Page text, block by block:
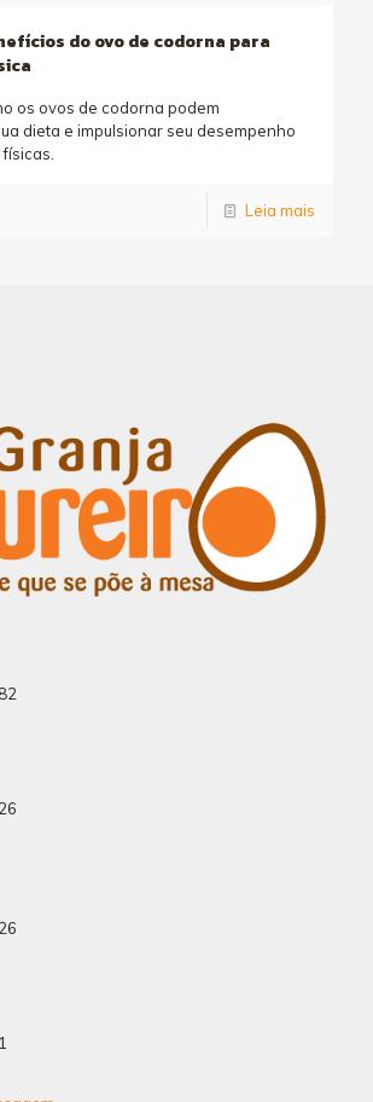
do ovo de codorna para
os ovos de codorna podem
dieta e impulsionar seu desempenho
Leia mais